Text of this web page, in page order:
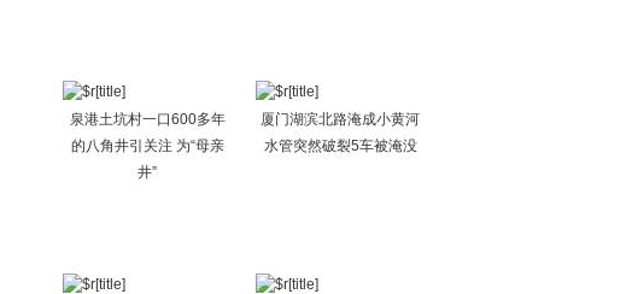
泉港土坑村一口600多年
的八角井引关注 为“母亲
井”
厦门湖滨北路淹成小黄河
水管突然破裂5车被淹没